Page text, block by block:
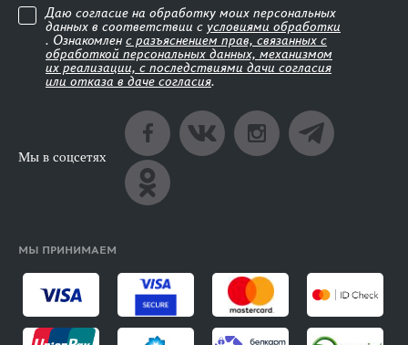
Даю согласие на обработку моих персональных
данных в соответствии с условиями обработки
. Ознакомлен с разъяснением прав, связанных с
обработкой персональных данных, механизмом
их реализации, с последствиями дачи согласия
или отказа в даче согласия.
Мы в соцсетях
МЫ ПРИНИМАЕМ